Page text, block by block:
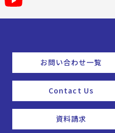
お問い合わせ一覧
Contact Us
資料請求